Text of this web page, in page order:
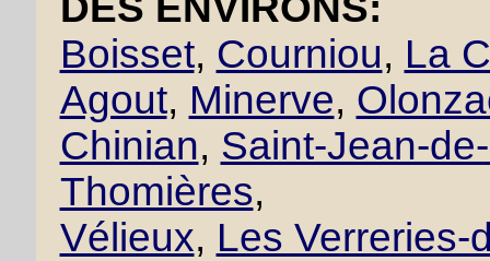
Boisset, Courniou, La
Agout, Minerve,
Chinian, Saint-Jean-
Thomières,
Vélieux, Les Verreries-